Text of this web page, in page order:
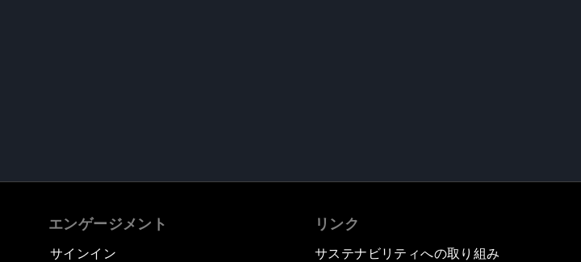
エンゲージメント
サインイン
リンク
サステナビリティへの取り組み